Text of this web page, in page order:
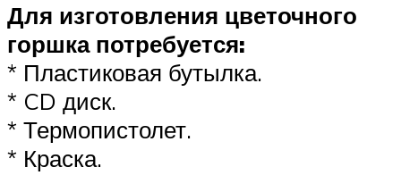
Для изготовления цветочного
горшка потребуется:
* Пластиковая бутылка.
* CD диск.
* Термопистолет.
* Краска.